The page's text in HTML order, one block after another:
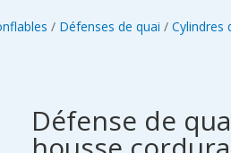
/ Défenses de quai /Cylindres
Défense de